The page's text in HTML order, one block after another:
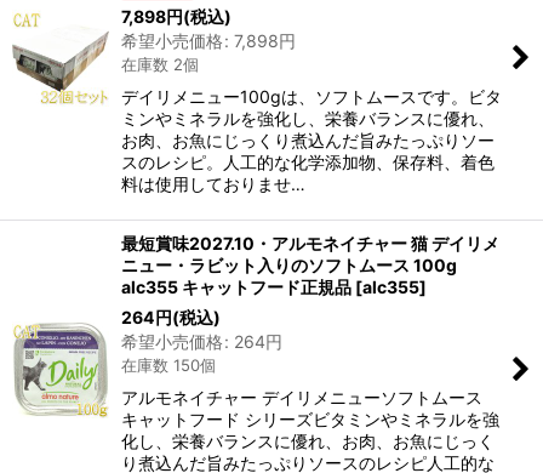
7,898円(税込)
希望小売価格: 7,898円
在庫数 2個
デイリメニュー100gは、ソフトムースです。ビタ
ミンやミネラルを強化し、栄養バランスに優れ、
お肉、お魚にじっくり煮込んだ旨みたっぷりソー
スのレシピ。人工的な化学添加物、保存料、着色
料は使用しておりませ…
最短賞味2027.10・アルモネイチャー 猫 デイリメ
ニュー・ラビット入りのソフトムース 100g
alc355 キャットフード正規品 [alc355]
264円(税込)
希望小売価格: 264円
在庫数 150個
アルモネイチャー デイリメニューソフトムース
キャットフード シリーズビタミンやミネラルを強
化し、栄養バランスに優れ、お肉、お魚にじっく
り煮込んだ旨みたっぷりソースのレシピ人工的な